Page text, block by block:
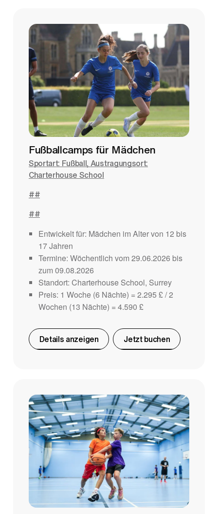
Fußballcamps für Mädchen
Sportart: Fußball, Austragungsort:
Charterhouse School
##
##
Entwickelt für: Mädchen im Alter von 12 bis
17 Jahren
Termine: Wöchentlich vom 29.06.2026 bis
zum 09.08.2026
Standort: Charterhouse School, Surrey
Preis: 1 Woche (6 Nächte) = 2.295 £ / 2
Wochen (13 Nächte) = 4.590 £
Details anzeigen Jetzt buchen